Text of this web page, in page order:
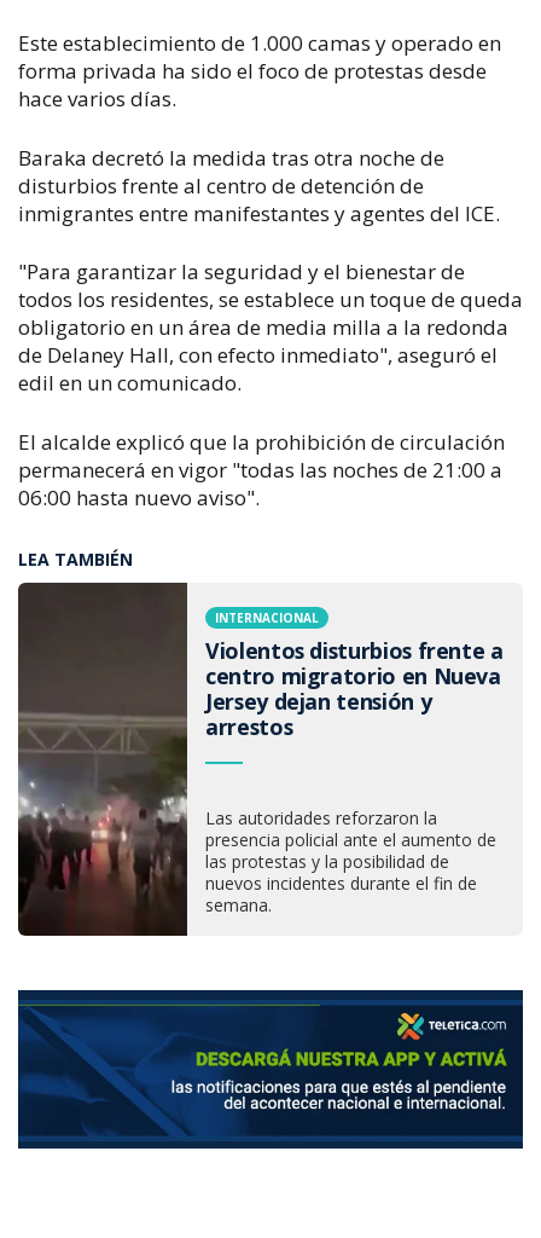
Este establecimiento de 1.000 camas y operado en
forma privada ha sido el foco de protestas desde
hace varios días.
Baraka decretó la medida tras otra noche de
disturbios frente al centro de detención de
inmigrantes entre manifestantes y agentes del ICE.
"Para garantizar la seguridad y el bienestar de
todos los residentes, se establece un toque de queda
obligatorio en un área de media milla a la redonda
de Delaney Hall, con efecto inmediato", aseguró el
edil en un comunicado.
El alcalde explicó que la prohibición de circulación
permanecerá en vigor "todas las noches de 21:00 a
06:00 hasta nuevo aviso".
LEA TAMBIÉN
INTERNACIONAL
Violentos disturbios frente a
centro migratorio en Nueva
Jersey dejan tensión y
arrestos
Las autoridades reforzaron la
presencia policial ante el aumento de
las protestas y la posibilidad de
nuevos incidentes durante el fin de
semana.